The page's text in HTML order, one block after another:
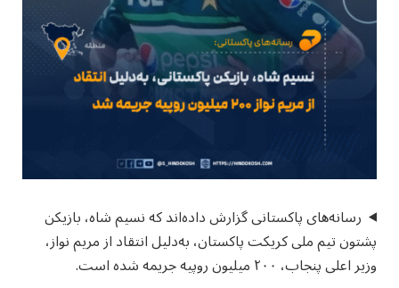
رسانه‌های پاکستانی گزارش داده‌اند که نسیم شاه، بازیکن
پشتون تیم ملی کریکت پاکستان، به‌دلیل انتقاد از مریم نواز،
وزیر اعلی پنجاب، ۲۰۰ میلیون روپیه جریمه شده است.